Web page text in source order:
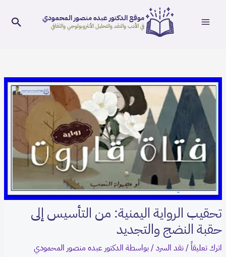
Menu
موقع الدكتور عبده منصور المحمودي
في الأدب والنقد والتحليل الأنثروبولوجي والثقافي
تحقيب الرواية اليمنية: من التأسيس إلى
حقبة النضج والتجديد
اترك تعليقاً/نقد السرد/ بواسطة الدكتور عبده منصور المحمودي
navigation